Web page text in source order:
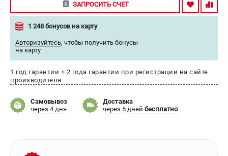
СЕРВИС
ПОДДЕРЖКА
Гарантия Milwaukee
Нашли дешевле?
О бренде
ЗАПРОСИТЬ СЧЕТ
1 248 бонусов на карту
Авторизуйтесь, чтобы получить бонусы
на карту
1 год гарантии + 2 года гарантии при регистрации на сайте
производителя
Самовывоз
через 4 дня
Доставка
через 5 дней бесплатно